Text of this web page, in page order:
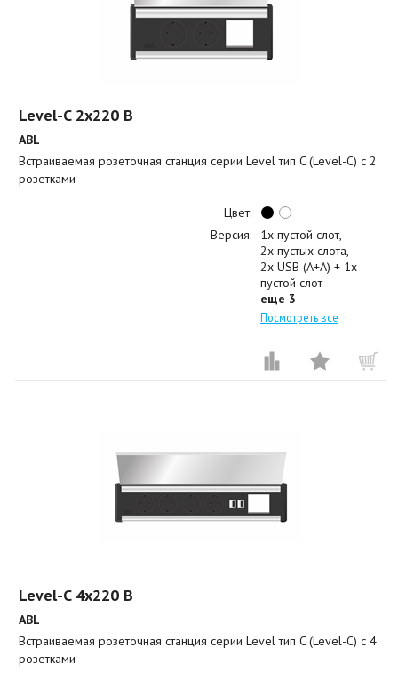
Level-C 2x220 B
ABL
Встраиваемая розеточная станция серии Level тип C (Level-C) с 2
розетками
Цвет:
Версия:
1x пустой слот
2x пустых слота
2x USB (A+A) + 1x
пустой слот
еще 3
Посмотреть все
Level-C 4x220 B
ABL
Встраиваемая розеточная станция серии Level тип C (Level-C) с 4
розетками